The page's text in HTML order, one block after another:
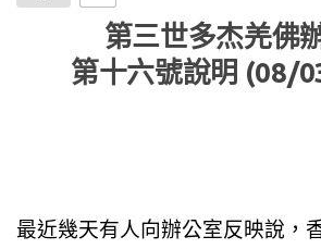
第三世多杰羌佛
第十六號說明 (08/
最近幾天有人向辦公室反映說，